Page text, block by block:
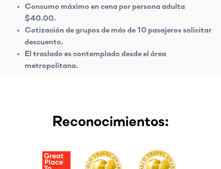
Consumo máximo en cena por persona adulta
$40.00.
Cotización de grupos de más de 10 pasajeros solicitar
descuento.
El traslado es contemplado desde el área
metropolitana.
Reconocimientos: